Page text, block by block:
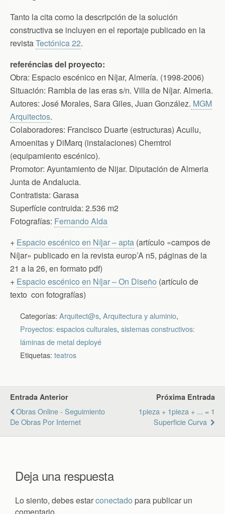
Tanto la cita como la descripción de la solución
constructiva se incluyen en el reportaje publicado en la
revistaTectónica 22.
referéncias del proyecto:
Obra: Espacio escénico en Níjar, Almería. (1998-2006)
Situación: Rambla de las eras s/n. Villa de Níjar. Almeria.
Autores: José Morales, Sara Giles, Juan González. MGM
Arquitectos.
Colaboradores: Francisco Duarte (estructuras) Acuilu,
Amoenitas y DiMarq (instalaciones) Chemtrol
(equipamiento escénico).
Promotor: Ayuntamiento de Nijar. Diputación de Almeria
Junta de Andalucia.
Contratista: Garasa
Superfície contruida: 2.536 m2
Fotografías: Fernando Alda
+ Espacio escénico en Níjar – apta (artículo «campos de
Níjar» publicado en la revista europ’A n5, páginas de la
21 a la 26, en formato pdf)
+ Espacio escénico en Níjar – On Diseño (artículo de
texto con fotografías)
Categorías: Arquitect@s, Arquitectura y aluminio,
Proyectos: espacios culturales, sistemas constructivos:
láminas de metal deployé
Etiquetas: teatros
Entrada Anterior
Obras Online - Seguimiento
De Obras Por Internet
Próxima Entrada
1pieza + 1pieza + ... = 1
Superficie Curva
Deja una respuesta
Lo siento, debes estarconectado para publicar un